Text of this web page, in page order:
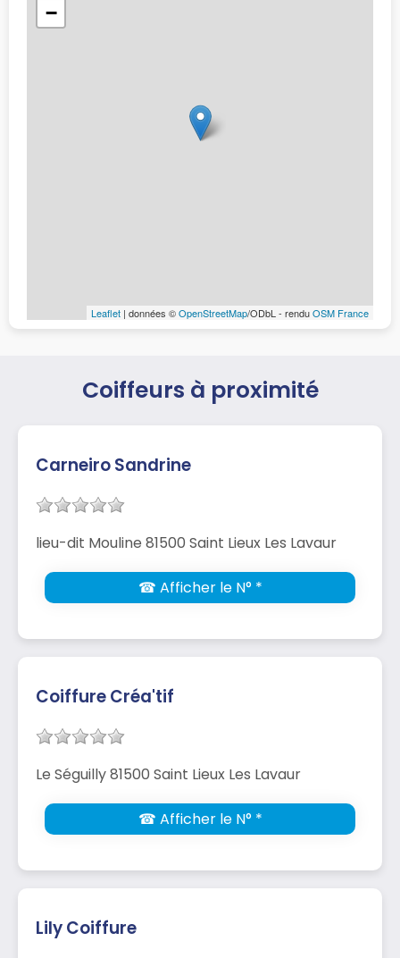
−
Leaflet | données ©OpenStreetMap/ODbL - renduOSM France
Coiffeurs à proximité
Carneiro Sandrine
lieu-dit Mouline 81500 Saint Lieux Les Lavaur
☎ Afficher le N° *
Coiffure Créa'tif
Le Séguilly 81500 Saint Lieux Les Lavaur
☎ Afficher le N° *
Lily Coiffure